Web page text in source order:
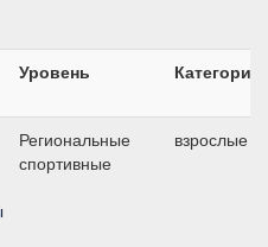
Уровень Категория
Региональные
спортивные
взрослые